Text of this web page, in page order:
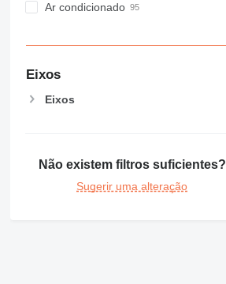
Ar condicionado
Eixos
Eixos
Não existem filtros suficientes?
Sugerir uma alteração